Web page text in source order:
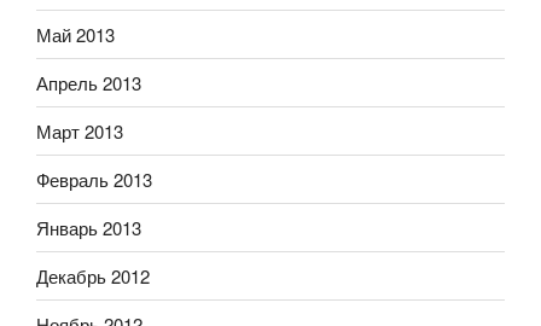
Май 2013
Апрель 2013
Март 2013
Февраль 2013
Январь 2013
Декабрь 2012